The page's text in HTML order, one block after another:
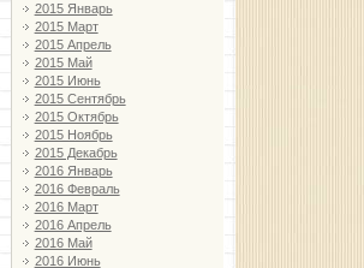
2015 Январь
2015 Март
2015 Апрель
2015 Май
2015 Июнь
2015 Сентябрь
2015 Октябрь
2015 Ноябрь
2015 Декабрь
2016 Январь
2016 Февраль
2016 Март
2016 Апрель
2016 Май
2016 Июнь